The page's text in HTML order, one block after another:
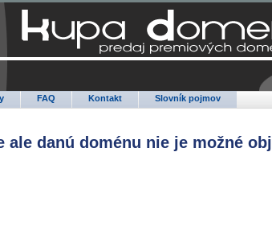
FAQ Kontakt Slovník pojmov
ale danú doménu nie je možné